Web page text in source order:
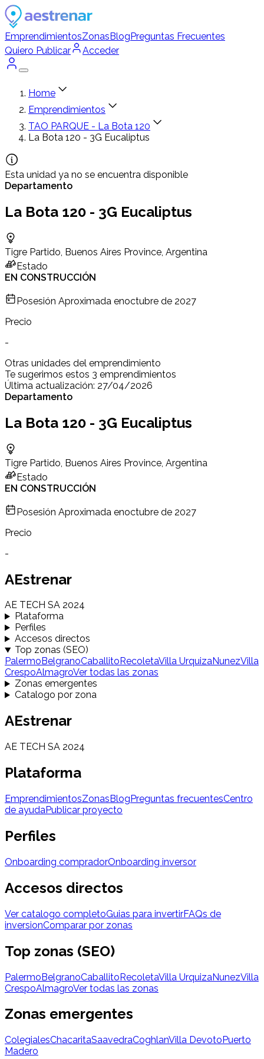
EmprendimientosZonasBlogPreguntas Frecuentes
Quiero Publicar
Acceder
Home
Emprendimientos
TAO PARQUE - La Bota 120
La Bota 120 - 3G Eucaliptus
Esta unidad ya no se encuentra disponible
Departamento
La Bota 120 - 3G Eucaliptus
Tigre Partido, Buenos Aires Province, Argentina
Estado
EN CONSTRUCCIÓN
Posesión Aproximada enoctubre de 2027
Precio
-
Otras unidades del emprendimiento
Te sugerimos estos 3 emprendimientos
Última actualización: 27/04/2026
Departamento
La Bota 120 - 3G Eucaliptus
Tigre Partido, Buenos Aires Province, Argentina
Estado
EN CONSTRUCCIÓN
Posesión Aproximada enoctubre de 2027
Precio
-
AEstrenar
AE TECH SA 2024
Plataforma
Perfiles
Accesos directos
Top zonas (SEO)
Palermo BelgranoCaballito RecoletaVilla UrquizaNunezVilla
CrespoAlmagroVer todas las zonas
Zonas emergentes
Catalogo por zona
AEstrenar
AE TECH SA 2024
Plataforma
EmprendimientosZonasBlogPreguntas frecuentesCentro
de ayudaPublicar proyecto
Perfiles
Onboarding compradorOnboarding inversor
Accesos directos
Ver catalogo completoGuias para invertirFAQs de
inversionComparar por zonas
Top zonas (SEO)
PalermoBelgranoCaballitoRecoletaVilla UrquizaNunezVilla
CrespoAlmagroVer todas las zonas
Zonas emergentes
ColegialesChacaritaSaavedraCoghlanVilla Devoto Puerto
Madero